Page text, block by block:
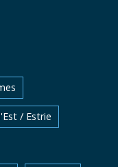
/ Estrie